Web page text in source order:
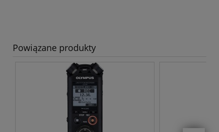
Powiązane produkty